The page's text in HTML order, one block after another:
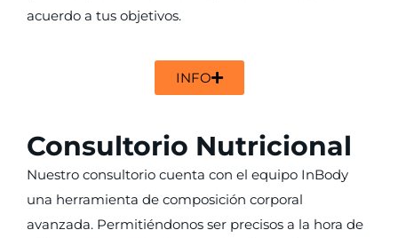
acuerdo a tus objetivos.
INFO
Consultorio Nutricional
Nuestro consultorio cuenta con el equipo InBody
una herramienta de composición corporal
avanzada. Permitiéndonos ser precisos a la hora de